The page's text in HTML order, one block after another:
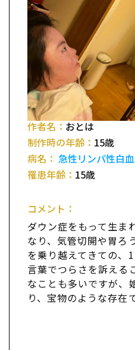
作者名： おとは
制作時の年齢： 15歳
病名： 急性リンパ性白
罹患年齢： 15歳
コメント：
ダウン症をもって生ま
なり、気管切開や胃ろ
を乗り越えてきての、
言葉でつらさを訴える
なことも多いですが、
り、宝物のような存在